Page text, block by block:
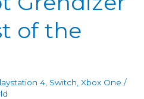
of the
4 Switch Xbox One /